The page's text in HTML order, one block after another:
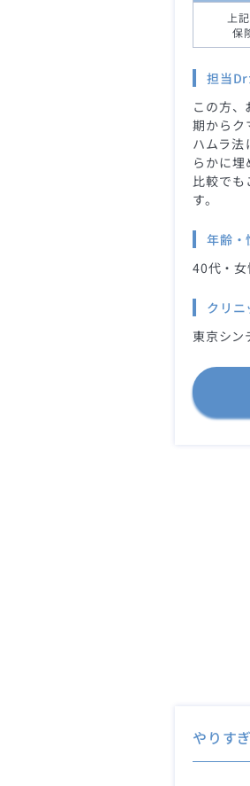
上
保
担当
この方
期からク
ハムラ
らかに埋
比較で
す。
年齢・
40代・女
クリニ
東京シン
やりす